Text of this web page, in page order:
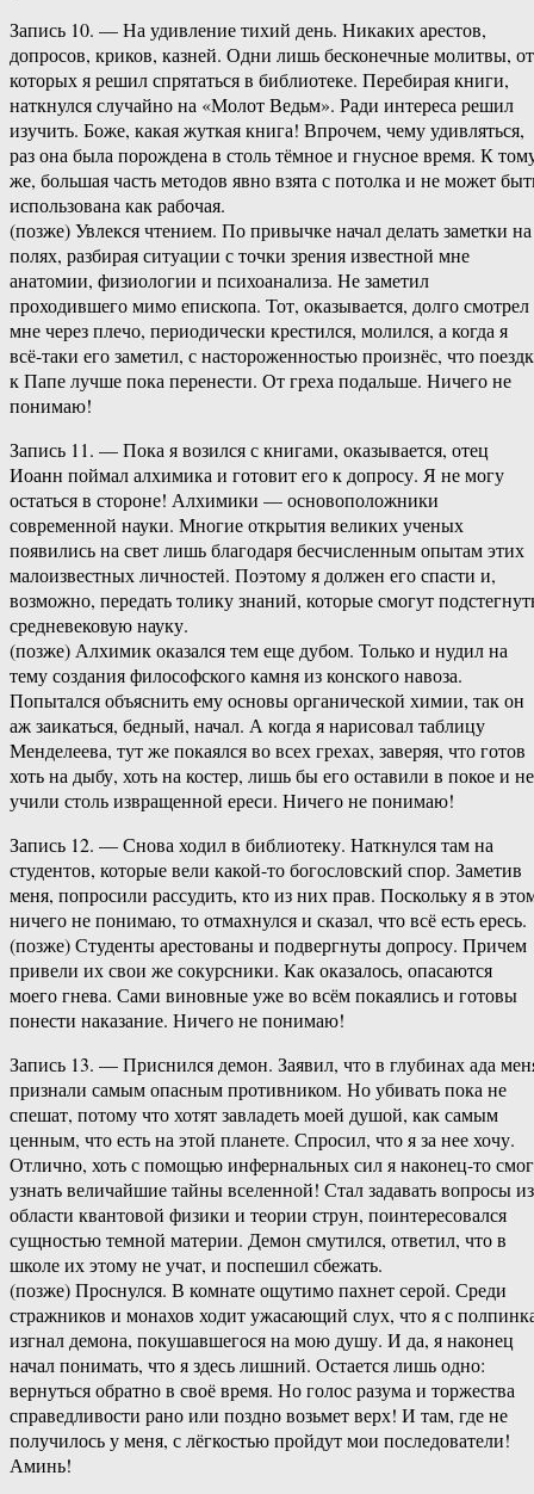
Запись 10. — На удивление тихий день. Никаких арестов,
допросов, криков, казней. Одни лишь бесконечные молитвы, от
которых я решил спрятаться в библиотеке. Перебирая книги,
наткнулся случайно на «Молот Ведьм». Ради интереса решил
изучить. Боже, какая жуткая книга! Впрочем, чему удивляться,
раз она была порождена в столь тёмное и гнусное время. К
же, большая часть методов явно взята с потолка и не может
использована как рабочая.
(позже) Увлекся чтением. По привычке начал делать заметки на
полях, разбирая ситуации с точки зрения известной мне
анатомии, физиологии и психоанализа. Не заметил
проходившего мимо епископа. Тот, оказывается, долго смотрел
мне через плечо, периодически крестился, молился, а когда я
всё-таки его заметил, с настороженностью произнёс, что
к Папе лучше пока перенести. От греха подальше. Ничего не
понимаю!
Запись 11. — Пока я возился с книгами, оказывается, отец
Иоанн поймал алхимика и готовит его к допросу. Я не могу
остаться в стороне! Алхимики — основоположники
современной науки. Многие открытия великих ученых
появились на свет лишь благодаря бесчисленным опытам этих
малоизвестных личностей. Поэтому я должен его спасти и,
возможно, передать толику знаний, которые смогут
средневековую науку.
(позже) Алхимик оказался тем еще дубом. Только и нудил на
тему создания философского камня из конского навоза.
Попытался объяснить ему основы органической химии, так он
аж заикаться, бедный, начал. А когда я нарисовал таблицу
Менделеева, тут же покаялся во всех грехах, заверяя, что готов
хоть на дыбу, хоть на костер, лишь бы его оставили в покое и не
учили столь извращенной ереси. Ничего не понимаю!
Запись 12. — Снова ходил в библиотеку. Наткнулся там на
студентов, которые вели какой-то богословский спор. Заметив
меня, попросили рассудить, кто из них прав. Поскольку я в
ничего не понимаю, то отмахнулся и сказал, что всё есть ересь.
(позже) Студенты арестованы и подвергнуты допросу. Причем
привели их свои же сокурсники. Как оказалось, опасаются
моего гнева. Сами виновные уже во всём покаялись и готовы
понести наказание. Ничего не понимаю!
Запись 13. — Приснился демон. Заявил, что в глубинах ада
признали самым опасным противником. Но убивать пока не
спешат, потому что хотят завладеть моей душой, как самым
ценным, что есть на этой планете. Спросил, что я за нее хочу.
Отлично, хоть с помощью инфернальных сил я наконец-то
узнать величайшие тайны вселенной! Стал задавать вопросы из
области квантовой физики и теории струн, поинтересовался
сущностью темной материи. Демон смутился, ответил, что в
школе их этому не учат, и поспешил сбежать.
(позже) Проснулся. В комнате ощутимо пахнет серой. Среди
стражников и монахов ходит ужасающий слух, что я с
изгнал демона, покушавшегося на мою душу. И да, я наконец
начал понимать, что я здесь лишний. Остается лишь одно:
вернуться обратно в своё время. Но голос разума и торжества
справедливости рано или поздно возьмет верх! И там, где не
получилось у меня, с лёгкостью пройдут мои последователи!
Аминь!